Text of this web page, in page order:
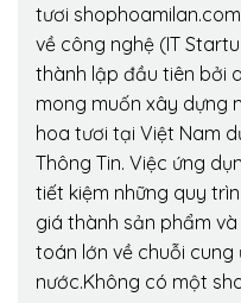
tươi
về công nghệ (IT
thành lập đầu tiên bởi
mong muốn xây dựng
hoa tươi tại Việt Nam
Thông Tin. Việc ứng
tiết kiệm những quy
giá thành sản phẩm
toán lớn về chuỗi
nước.Không có một